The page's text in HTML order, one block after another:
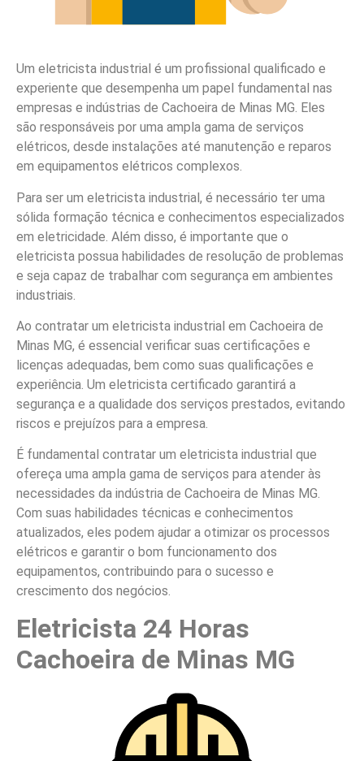
Um eletricista industrial é um profissional qualificado e
experiente que desempenha um papel fundamental nas
empresas e indústrias de Cachoeira de Minas MG. Eles
são responsáveis por uma ampla gama de serviços
elétricos, desde instalações até manutenção e reparos
em equipamentos elétricos complexos.
Para ser um eletricista industrial, é necessário ter uma
sólida formação técnica e conhecimentos especializados
em eletricidade. Além disso, é importante que o
eletricista possua habilidades de resolução de problemas
e seja capaz de trabalhar com segurança em ambientes
industriais.
Ao contratar um eletricista industrial em Cachoeira de
Minas MG, é essencial verificar suas certificações e
licenças adequadas, bem como suas qualificações e
experiência. Um eletricista certificado garantirá a
segurança e a qualidade dos serviços prestados, evitando
riscos e prejuízos para a empresa.
É fundamental contratar um eletricista industrial que
ofereça uma ampla gama de serviços para atender às
necessidades da indústria de Cachoeira de Minas MG.
Com suas habilidades técnicas e conhecimentos
atualizados, eles podem ajudar a otimizar os processos
elétricos e garantir o bom funcionamento dos
equipamentos, contribuindo para o sucesso e
crescimento dos negócios.
Eletricista 24 Horas
Cachoeira de Minas MG